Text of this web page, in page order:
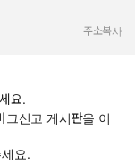
주소복사
요.
그신고 게시판을 이
요.